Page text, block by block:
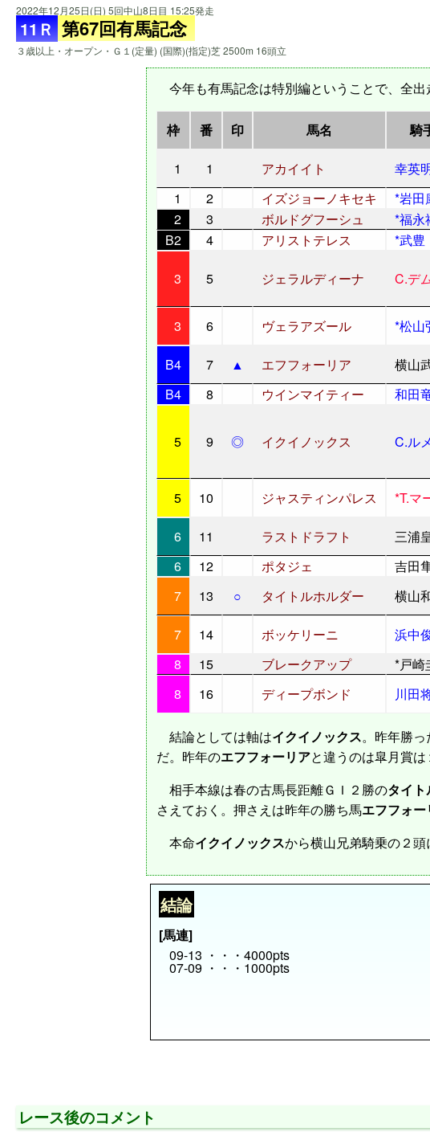
2022年12月25日(日) 5回中山8日目 15:25発走
11Ｒ 第67回有馬記念
３歳以上・オープン・Ｇ１(定量) (国際)(指定)芝 2500m 16頭立
今年も有馬記念は特別編ということで、全出
枠 番 印 馬名 騎
1 1 アカイイト 幸英
1
2 イズジョーノキセキ *岩田
2
3 ボルドグフーシュ *福永
B2
4 アリストテレス *武豊
3 5 ジェラルディーナ C.デ
3
6 ヴェラアズール *松山
B4
7 ▲ エフフォーリア 横山
B4
8 ウインマイティー 和田
5 9 ◎ イクイノックス C.ル
5
10 ジャスティンパレス *T.マ
6
11 ラストドラフト 三浦
6
12 ポタジェ 吉田
7
13 ○ タイトルホルダー 横山
7
14 ボッケリーニ 浜中
8
15 ブレークアップ *戸崎
8
16 ディープボンド 川田
結論としては軸はイクイノックス。昨年勝っ
だ。昨年のエフフォーリアと違うのは皐月賞
相手本線は春の古馬長距離ＧＩ２勝のタイ
さえておく。押さえは昨年の勝ち馬エフフォー
本命イクイノックスから横山兄弟騎乗の２頭
結論
[馬連]
09-13 ・・・4000pts
07-09 ・・・1000pts
レース後のコメント